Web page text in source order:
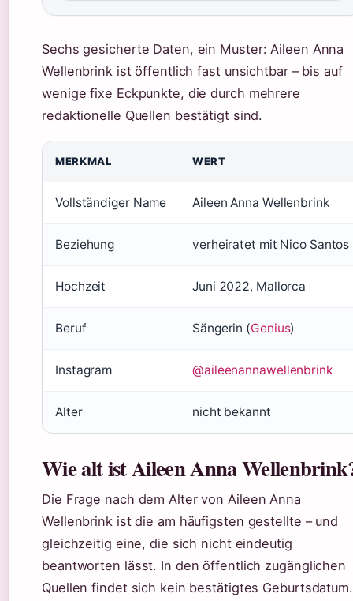
Sechs gesicherte Daten, ein Muster: Aileen Anna
Wellenbrink ist öffentlich fast unsichtbar – bis auf
wenige fixe Eckpunkte, die durch mehrere
redaktionelle Quellen bestätigt sind.
MERKMAL WERT
Vollständiger Name Aileen Anna Wellenbrink
Beziehung verheiratet mit Nico Santos
Hochzeit Juni 2022, Mallorca
Beruf Sängerin (Genius)
Instagram @aileenannawellenbrink
Alter nicht bekannt
Wie alt ist Aileen Anna
Die Frage nach dem Alter von Aileen Anna
Wellenbrink ist die am häufigsten gestellte – und
gleichzeitig eine, die sich nicht eindeutig
beantworten lässt. In den öffentlich zugänglichen
Quellen findet sich kein bestätigtes Geburtsdatum.